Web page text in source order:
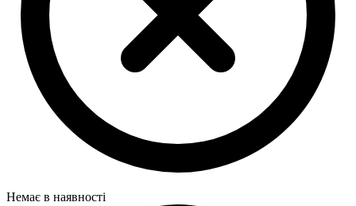
Немає в наявності